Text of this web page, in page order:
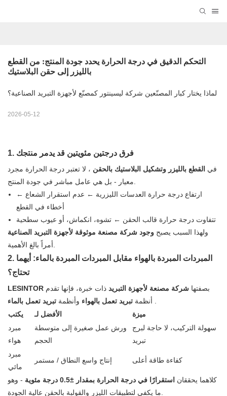
التحكم الدقيق في درجة الحرارة يحدد جودة المنتج: من القطع
بالليزر إلى حقن البلاستيك
لماذا يختار كبار المصنّعين شركة ليسينتور كمصنّع لأجهزة التبريد الصناعية؟
2026-05-12
1. فرق درجتين مئويتين قد يدمر منتجك
في القطع بالليزر وتشكيل البلاستيك بالحقن ، لا تعتبر درجة الحرارة مجرد
معيار - بل هي عامل مباشر في جودة المنتج.
ارتفاع درجة حرارة العدسات الليزرية ← عدم استقرار الشعاع ←
أخطاء في القطع
تتفاوت درجة حرارة قالب الحقن ← تشوه، انكماش، أو عيوب سطحية
ولهذا السبب يصبح وجود شركة مصنعة موثوقة لأجهزة التبريد الصناعية
أمراً بالغ الأهمية.
2. المبردات المبردة بالهواء مقابل المبردات المبردة بالماء: أيهما
تحتاج؟
LESINTOR بصفتها شركة مصنعة لأجهزة التبريد ذات خبرة، فإنها تقدم
أنظمة تبريد تعمل بالهواء وأنظمة تبريد تعمل بالماء
.
يكتب
الأفضل لـ
ميزة
مبرد
هواء
ورش عمل صغيرة إلى متوسطة
الحجم
سهولة التركيب، لا حاجة لبرج
تبريد
مبرد
مائي
إنتاج واسع النطاق / مستمر كفاءة طاقة أعلى
كلاهما يحققان استقرارًا في درجة الحرارة بمقدار ±0.5 درجة مئوية
- وهو
ما يكفي لتطبيقات الليزر والقولبة بالحقن عالية الجودة.